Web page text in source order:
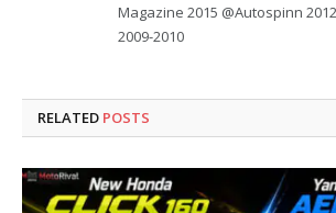
Magazine 2015 @Autospinn
2009-2010
RELATED POSTS